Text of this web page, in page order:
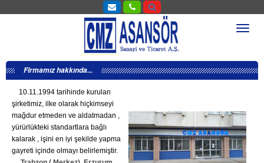
Firmamız hakkında...
10.11.1994 tarihinde kurulan
şirketimiz, ilke olarak hiçkimseyi
mağdur etmeden ve aldatmadan ,
yürürlükteki standartlara bağlı
kalarak , işini en iyi şekilde yapma
gayreti içinde olmayı belirlemiştir.